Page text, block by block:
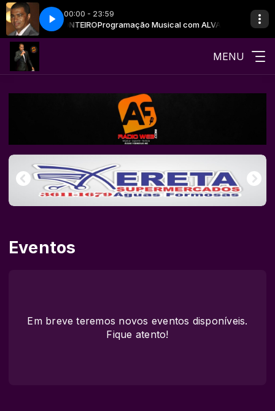
00:00 - 23:59
ALVANIR MONTEIROProgramação Musical com ALVANIR MONTEIRO
2026 PADRÃO 13- PEREIRA MATERIAIS 2026 PADRÃO
MENU
Eventos
Em breve teremos novos eventos disponíveis.
Fique atento!